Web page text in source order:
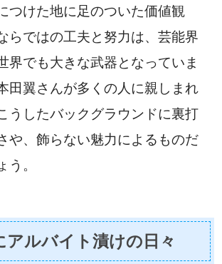
つけた地に足のついた価値観
らではの工夫と努力は、芸能界
界でも大きな武器となっていま
田翼さんが多くの人に親しまれ
うしたバックグラウンドに裏打
や、飾らない魅力によるものだ
う。
アルバイト漬けの日々